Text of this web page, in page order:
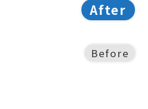
After
Before